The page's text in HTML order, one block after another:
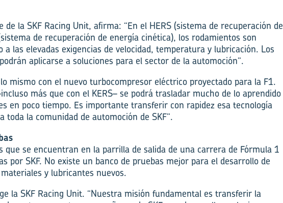
la SKF Racing Unit, afirma: “En el HERS (sistema de recuperación de
de recuperación de energía cinética), los rodamientos son
a las elevadas exigencias de velocidad, temperatura y lubricación. Los
aplicarse a soluciones para el sector de la automoción”.
mismo con el nuevo turbocompresor eléctrico proyectado para la F1.
más que con el KERS– se podrá trasladar mucho de lo aprendido
en poco tiempo. Es importante transferir con rapidez esa tecnología
toda la comunidad de automoción de SKF”.
que se encuentran en la parrilla de salida de una carrera de Fórmula 1
por SKF. No existe un banco de pruebas mejor para el desarrollo de
y lubricantes nuevos.
la SKF Racing Unit. “Nuestra misión fundamental es transferir la